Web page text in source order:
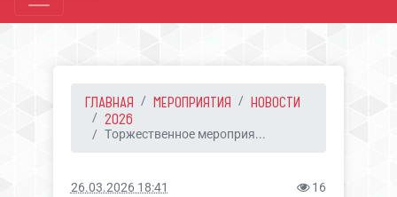
ГЛАВНАЯ МЕРОПРИЯТИЯ
НОВОСТИ
2026
Торжественное мероприя...
26.03.2026 18:41 16